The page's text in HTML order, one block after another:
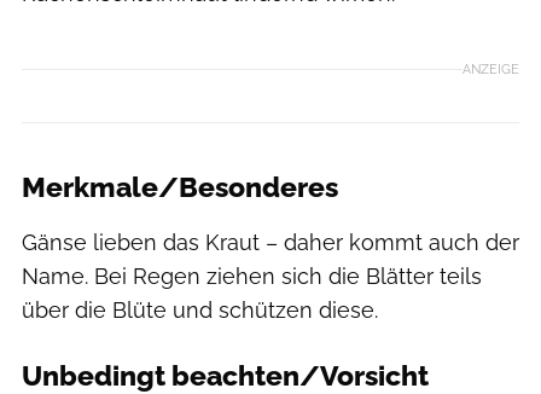
ANZEIGE
Merkmale/Besonderes
Gänse lieben das Kraut – daher kommt auch der
Name. Bei Regen ziehen sich die Blätter teils
über die Blüte und schützen diese.
Unbedingt beachten/Vorsicht